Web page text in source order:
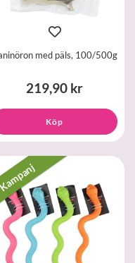
med päls, 100/500g
219,90 kr
Köp